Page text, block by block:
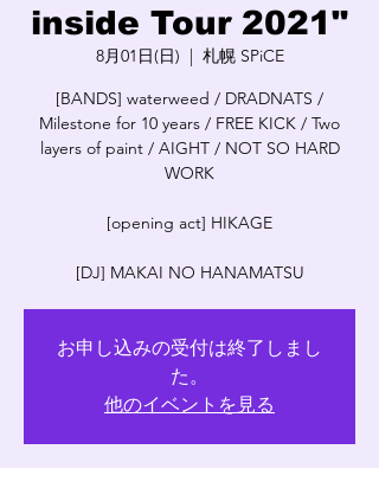
inside Tour 2021"
8月01日(日)
  |
札幌 SPiCE
[BANDS] waterweed / DRADNATS /
Milestone for 10 years / FREE KICK / Two
layers of paint / AIGHT / NOT SO HARD
WORK
[opening act] HIKAGE
[DJ] MAKAI NO HANAMATSU
お申し込みの受付は終了しまし
た。
他のイベントを見る